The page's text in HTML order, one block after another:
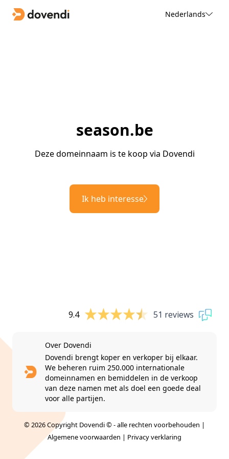
Nederlands
season.be
Deze domeinnaam is te koop via Dovendi
Ik heb interesse
9.4 51 reviews
Over Dovendi
Dovendi brengt koper en verkoper bij elkaar.
We beheren ruim 250.000 internationale
domeinnamen en bemiddelen in de verkoop
van deze namen met als doel een goede deal
voor alle partijen.
© 2026 Copyright Dovendi © - alle rechten voorbehouden |
Algemene voorwaarden | Privacy verklaring